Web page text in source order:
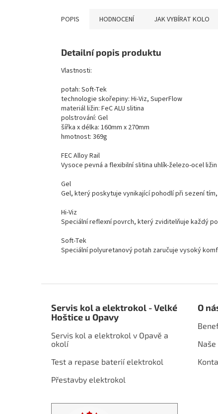
POPIS HODNOCENÍ JAK VYBÍRAT KOLO
Detailní popis produktu
Vlastnosti:
potah: Soft-Tek
technologie skořepiny: Hi-Viz, SuperFlow
materiál ližin: FeC ALU slitina
polstrování: Gel
šířka x délka: 160mm x 270mm
hmotnost: 369g
FEC Alloy Rail
Vysoce pevná a flexibilní slitina uhlík-železo-ocel
Gel
Gel, který poskytuje vynikající pohodlí při sezení
Hi-Viz
Speciální reflexní povrch, který zviditelňuje každý
Soft-Tek
Speciální polyuretanový potah zaručuje vysoký
Servis kol a elektrokol - Velké
Hoštice u Opavy
Servis kol a elektrokol v Opavě a
okolí
Test a repase baterií elektrokol
Přestavby elektrokol
O